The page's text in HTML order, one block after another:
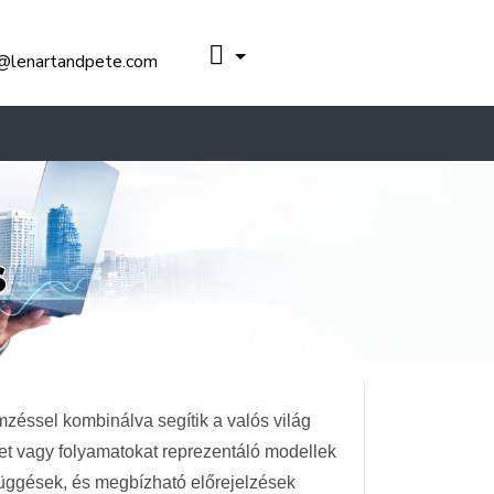
alapvető jellemzőit. Ezután statisztikai
az adatokban rejlő véletlenszerűségek
eredményeinek előrejelzéséről vagy a
eszközökkel, amelyek szükségesek ahhoz,
kombinálva segítik a valós világ
vagy folyamatokat reprezentáló modellek
és megbízható előrejelzések